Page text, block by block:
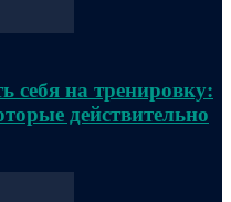
себя на тренировку:
действительно